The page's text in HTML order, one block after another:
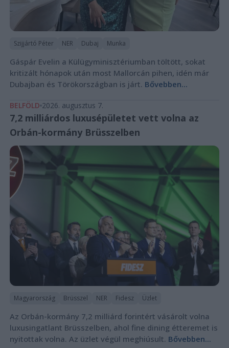
Szijjártó Péter NER Dubaj Munka
Gáspár Evelin a Külügyminisztériumban töltött, sokat
kritizált hónapok után most Mallorcán pihen, idén már
Dubajban és Törökországban is járt. Bővebben...
BELFÖLD 2026. augusztus 7.
7,2 milliárdos luxusépületet vett volna az
Orbán-kormány Brüsszelben
Magyarország Brüsszel NER Fidesz Üzlet
Az Orbán-kormány 7,2 milliárd forintért vásárolt volna
luxusingatlant Brüsszelben, ahol fine dining étteremet is
nyitottak volna. Az üzlet végül meghiúsult. Bővebben...